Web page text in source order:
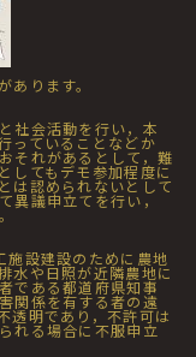
ります。
社会活動を行い，本
っていることなどか
それがあるとして，難
してもデモ参加程度に
は認められないとして
異議申立てを行い，
施設建設のために農地
水や日照が近隣農地に
である都道府県知事
関係を有する者の遠
透明であり，不許可は
れる場合に不服申立